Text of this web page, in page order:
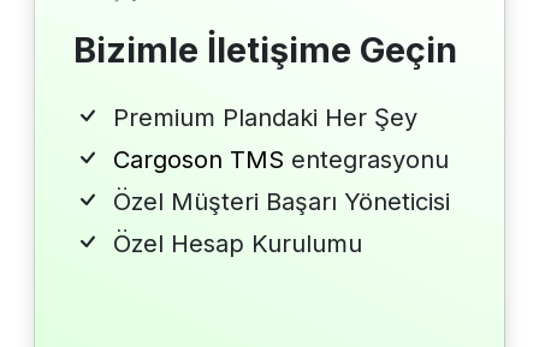
Bizimle İletişime Geçin
Premium Plandaki Her Şey
Cargoson TMS entegrasyonu
Özel Müşteri Başarı Yöneticisi
Özel Hesap Kurulumu